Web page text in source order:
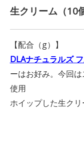
生クリーム（10
【配合（g）】
DLAナチュラルズ
ーはお好み。今回
使用
ホイップした生ク